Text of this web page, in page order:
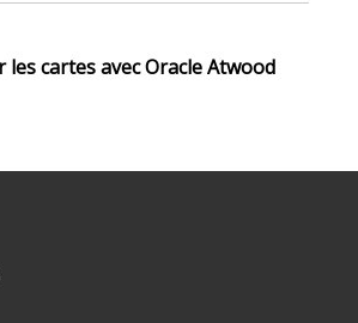
cartes avec Oracle Atwood